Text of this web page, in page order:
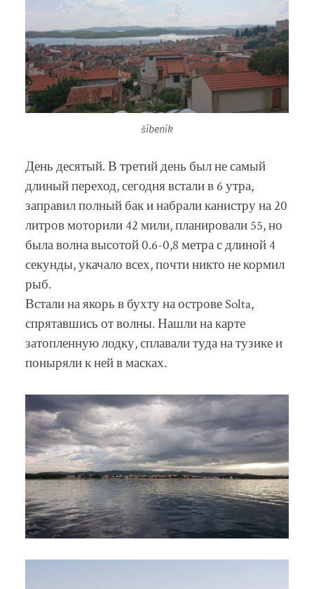
šibenik
День десятый. В третий день был не самый
длиный переход, сегодня встали в 6 утра,
заправил полный бак и набрали канистру на 20
литров моторили 42 мили, планировали 55, но
была волна высотой 0.6-0,8 метра с длиной 4
секунды, укачало всех, почти никто не кормил
рыб.
Встали на якорь в бухту на острове Solta,
спрятавшись от волны. Нашли на карте
затопленную лодку, сплавали туда на тузике и
поныряли к ней в масках.